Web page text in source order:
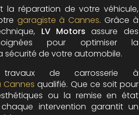
la réparation de votre véhicule,
garagiste à Cannes. Grâce à
LV Motors assure des
pour optimiser la
sécurité de votre automobile.
de carrosserie à
Cannes qualifié. Que ce soit pour
ou la remise en état
intervention garantit un